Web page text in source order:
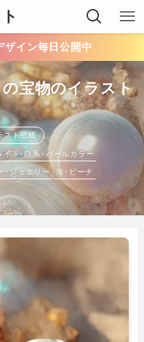
イン毎日公開中
宝物のイラスト
スト壁紙
イト･白系･パールカラー
･ジュエリー 海･ビーチ